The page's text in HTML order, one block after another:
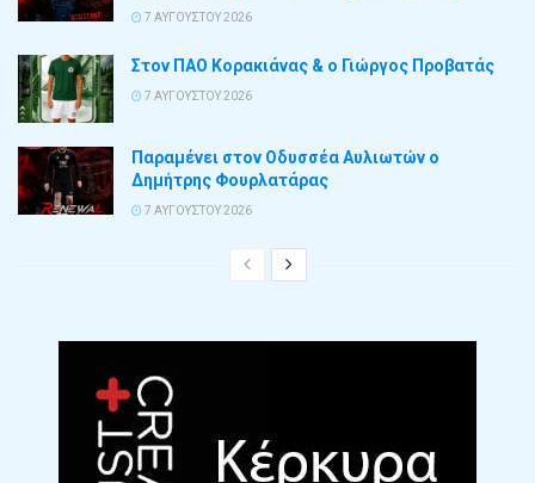
7 ΑΥΓΟΎΣΤΟΥ 2026
Στον ΠΑΟ Κορακιάνας & ο Γιώργος Προβατάς
7 ΑΥΓΟΎΣΤΟΥ 2026
Παραμένει στον Οδυσσέα Αυλιωτών ο
Δημήτρης Φουρλατάρας
7 ΑΥΓΟΎΣΤΟΥ 2026